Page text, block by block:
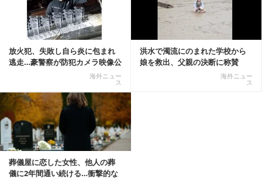
放火犯、失敗し自ら炎に包まれ
逃走…豪警察が防犯カメラ映像公
海外ニュー
ス
洪水で濁流にのまれた学校から
娘を救出、父親の決断に称賛
続々 一部では「危険...海外ニュー
ス
葬儀屋に恋した女性、他人の葬
儀に2年間通い続ける…衝撃的な